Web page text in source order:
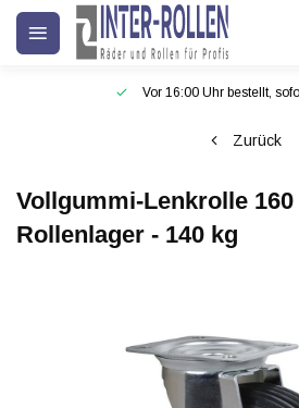
Vor 16:00 Uhr bestellt,
Zurück
Vollgummi-Lenkrolle
Rollenlager - 140 kg